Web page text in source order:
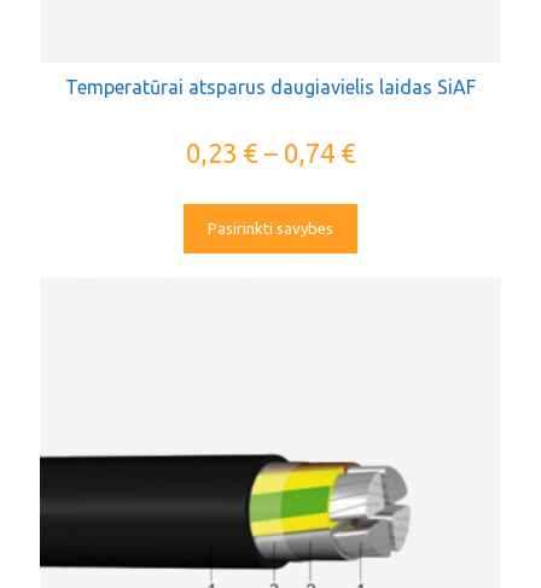
Temperatūrai atsparus daugiavielis laidas SiAF
0,23 €– 0,74 €
Pasirinkti savybes